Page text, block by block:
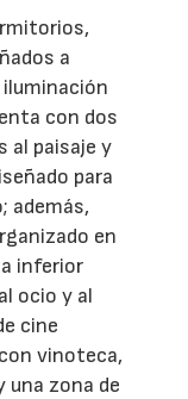
a
con dos
al paisaje y
para
además,
en
inferior
ocio y al
cine
vinoteca,
una zona de